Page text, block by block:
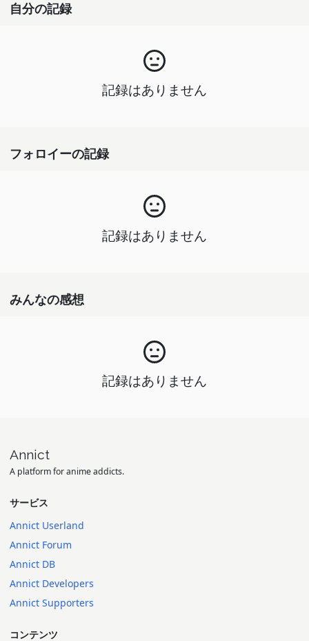
自分の記録
記録はありません
フォロイーの記録
記録はありません
みんなの感想
記録はありません
Annict
A platform for anime addicts.
サービス
Annict Userland
Annict Forum
Annict DB
Annict Developers
Annict Supporters
コンテンツ